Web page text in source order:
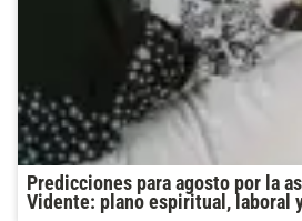
Predicciones para agosto por la
Vidente: plano espiritual, laboral